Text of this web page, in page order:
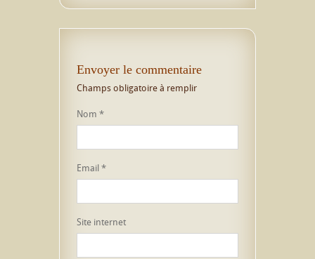
Envoyer le commentaire
Champs obligatoire à remplir
Nom *
Email*
Site internet